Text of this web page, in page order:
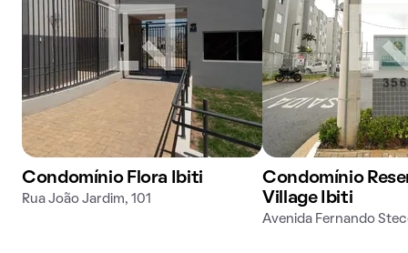
Condomínio Flora Ibiti
Rua João Jardim, 101
Condomínio
Village Ibiti
Avenida Fernando